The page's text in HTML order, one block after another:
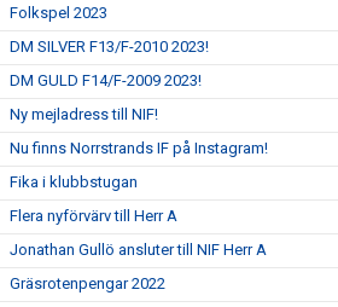
Folkspel 2023
DM SILVER F13/F-2010 2023!
DM GULD F14/F-2009 2023!
Ny mejladress till NIF!
Nu finns Norrstrands IF på Instagram!
Fika i klubbstugan
Flera nyförvärv till Herr A
Jonathan Gullö ansluter till NIF Herr A
Gräsrotenpengar 2022